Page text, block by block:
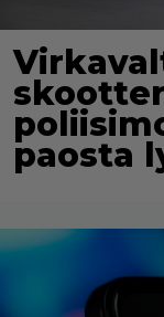
paosta